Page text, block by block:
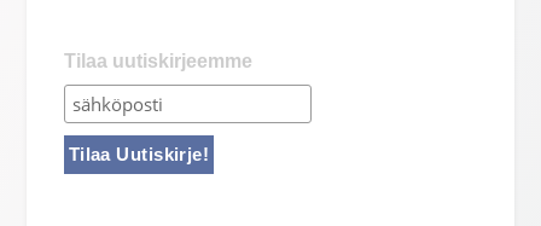
Tilaa uutiskirjeemme